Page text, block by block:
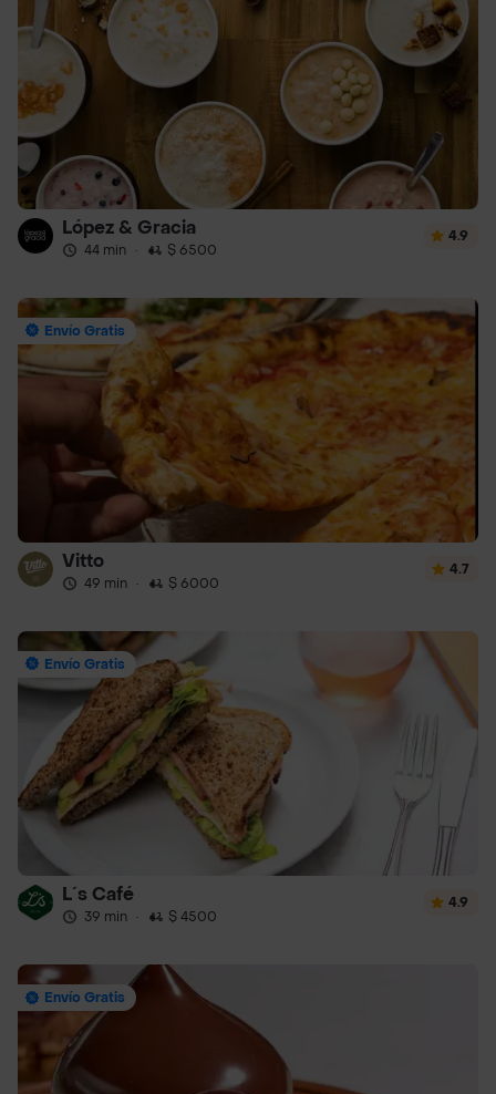
López & Gracia
44 min · $ 6500
4.9
Envío Gratis
Vitto
49 min · $ 6000
4.7
Envío Gratis
L´s Café
39 min · $ 4500
4.9
Envío Gratis